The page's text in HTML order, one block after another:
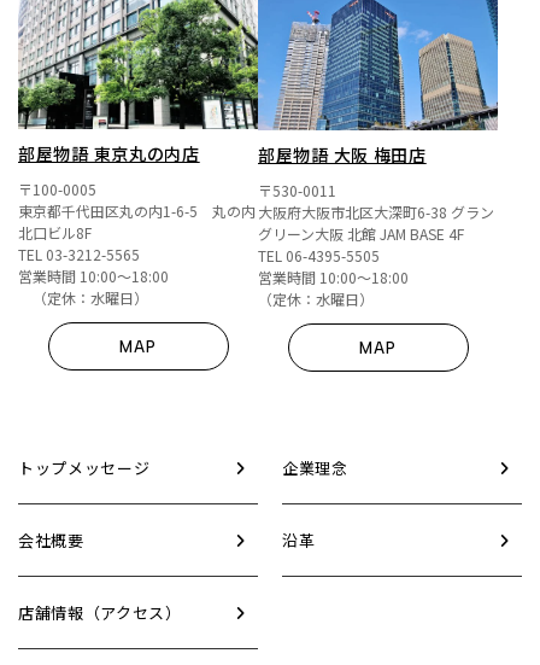
部屋物語 東京丸の内店
〒100-0005
東京都千代田区丸の内1-6-5 丸の内
北口ビル8F
TEL 03-3212-5565
営業時間 10:00～18:00
（定休：水曜日）
MAP
部屋物語 大阪 梅田店
〒530-0011
大阪府大阪市北区大深町6-38 グラン
グリーン大阪 北館 JAM BASE 4F
TEL 06-4395-5505
営業時間 10:00～18:00
（定休：水曜日）
MAP
トップメッセージ 企業理念
会社概要 沿革
店舗情報（アクセス）